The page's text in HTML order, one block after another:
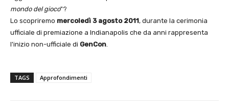
mondo del gioco"?
Lo scopriremo mercoledì 3 agosto 2011, durante la cerimonia
ufficiale di premiazione a Indianapolis che da anni rappresenta
l'inizio non-ufficiale di GenCon.
TAGS Approfondimenti